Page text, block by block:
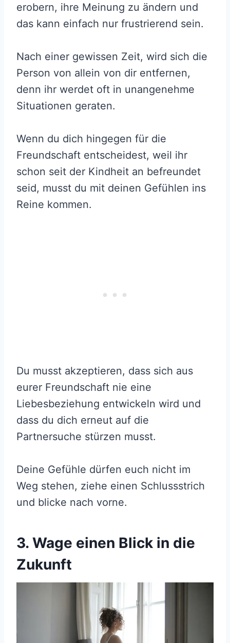
erobern, ihre Meinung zu ändern und
das kann einfach nur frustrierend sein.
Nach einer gewissen Zeit, wird sich die
Person von allein von dir entfernen,
denn ihr werdet oft in unangenehme
Situationen geraten.
Wenn du dich hingegen für die
Freundschaft entscheidest, weil ihr
schon seit der Kindheit an befreundet
seid, musst du mit deinen Gefühlen ins
Reine kommen.
Du musst akzeptieren, dass sich aus
eurer Freundschaft nie eine
Liebesbeziehung entwickeln wird und
dass du dich erneut auf die
Partnersuche stürzen musst.
Deine Gefühle dürfen euch nicht im
Weg stehen, ziehe einen Schlussstrich
und blicke nach vorne.
3. Wage einen Blick in die
Zukunft